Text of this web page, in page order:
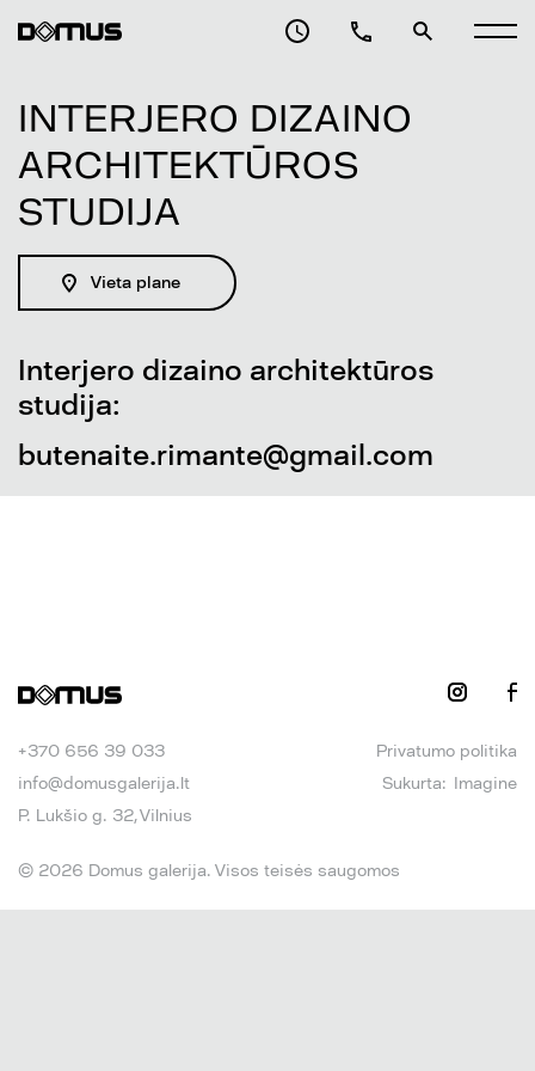
VERSLO CENTRAS
PASLAUGOS
ARCHITEKTAI
APIE DOMUS GALERIJĄ
KONTAKTAI
INTERJERO DIZAINO
ARCHITEKTŪROS
STUDIJA
Vieta plane
Interjero dizaino architektūros
studija:
butenaite.rimante@gmail.com
+370 656 39 033
info@domusgalerija.lt
P. Lukšio g. 32, Vilnius
Privatumo politika
Sukurta: Imagine
© 2026 Domus galerija. Visos teisės saugomos